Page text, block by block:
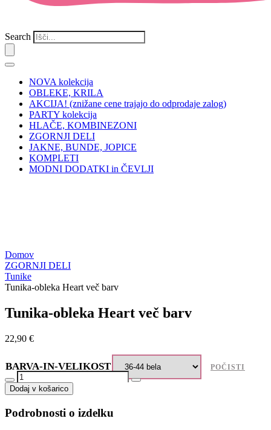
Search
NOVA kolekcija
OBLEKE, KRILA
AKCIJA! (znižane cene trajajo do odprodaje zalog)
PARTY kolekcija
HLAČE, KOMBINEZONI
ZGORNJI DELI
JAKNE, BUNDE, JOPICE
KOMPLETI
MODNI DODATKI in ČEVLJI
Domov
ZGORNJI DELI
Tunike
Tunika-obleka Heart več barv
Tunika-obleka Heart več barv
22,90 €
BARVA-IN-VELIKOST POČISTI
Tunika-
obleka
Heart
več
barv
Dodaj v košarico
Podrobnosti o izdelku